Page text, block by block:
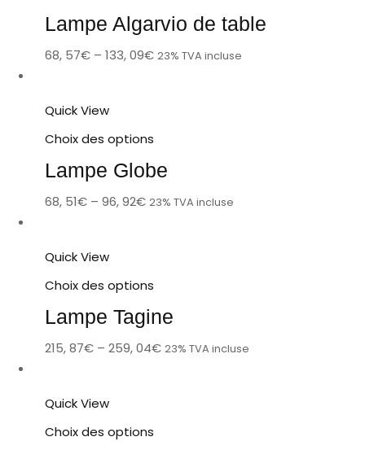
Lampe Algarvio de table
68, 57€ – 133, 09€ 23% TVA incluse
Quick View
Choix des options
Lampe Globe
68, 51€ – 96, 92€ 23% TVA incluse
Quick View
Choix des options
Lampe Tagine
215, 87€ – 259, 04€ 23% TVA incluse
Quick View
Choix des options